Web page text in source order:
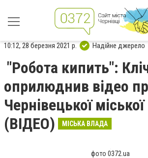
10:12, 28 березня 2021 р. Надійне джерело
"Робота кипить":
оприлюднив відео
Чернівецької
(ВІДЕО)
МІСЬКА ВЛАДА
фото 0372.ua